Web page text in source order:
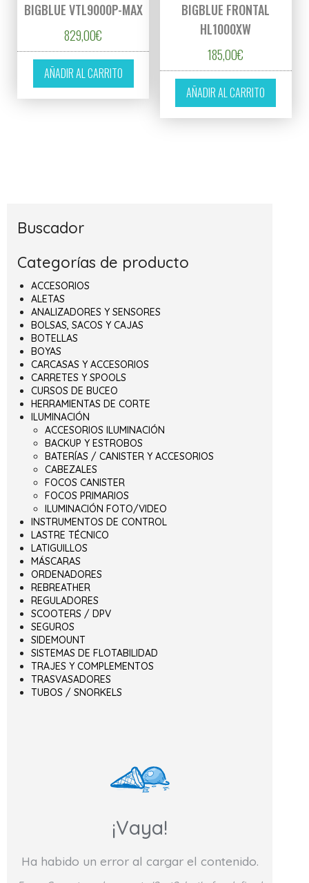
BIGBLUE VTL9000P-MAX
829,00€
AÑADIR AL CARRITO
BIGBLUE FRONTAL
HL1000XW
185,00€
AÑADIR AL CARRITO
Buscador
Categorías de producto
ACCESORIOS
ALETAS
ANALIZADORES Y SENSORES
BOLSAS, SACOS Y CAJAS
BOTELLAS
BOYAS
CARCASAS Y ACCESORIOS
CARRETES Y SPOOLS
CURSOS DE BUCEO
HERRAMIENTAS DE CORTE
ILUMINACIÓN
ACCESORIOS ILUMINACIÓN
BACKUP Y ESTROBOS
BATERÍAS / CANISTER Y ACCESORIOS
CABEZALES
FOCOS CANISTER
FOCOS PRIMARIOS
ILUMINACIÓN FOTO/VIDEO
INSTRUMENTOS DE CONTROL
LASTRE TÉCNICO
LATIGUILLOS
MÁSCARAS
ORDENADORES
REBREATHER
REGULADORES
SCOOTERS / DPV
SEGUROS
SIDEMOUNT
SISTEMAS DE FLOTABILIDAD
TRAJES Y COMPLEMENTOS
TRASVASADORES
TUBOS / SNORKELS
¡Vaya!
Ha habido un error al cargar el contenido.